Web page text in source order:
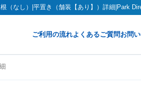
（なし）|平置き（舗装【あり】）詳細|Park
ご利用の流れよくあるご質問お問